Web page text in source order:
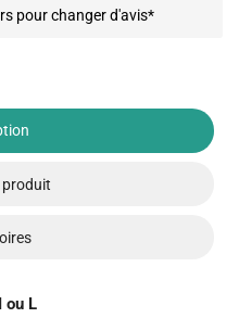
pour changer d'avis*
produit
ou L